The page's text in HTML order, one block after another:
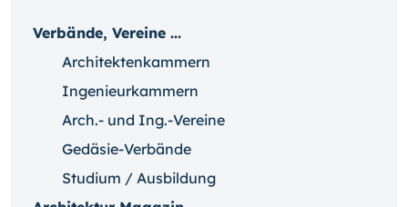
Verbände, Vereine ...
Architektenkammern
Ingenieurkammern
Arch.- und Ing.-Vereine
Gedäsie-Verbände
Studium / Ausbildung